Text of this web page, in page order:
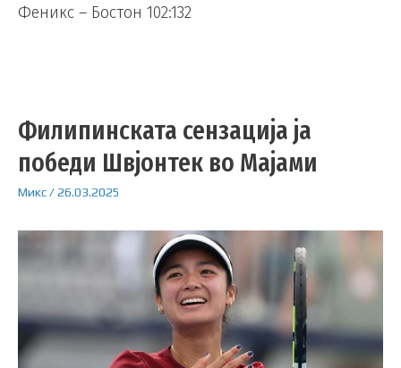
Феникс – Бостон 102:132
Филипинската сензација ја
победи Швјонтек во Мајами
Микс/26.03.2025